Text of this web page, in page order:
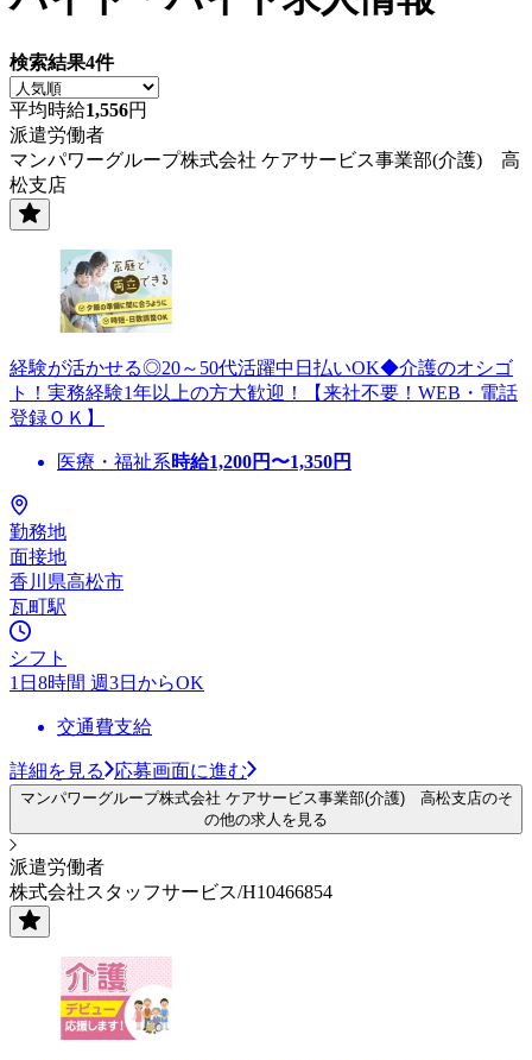
検索結果4件
平均時給1,556円
派遣労働者
マンパワーグループ株式会社 ケアサービス事業部(介護) 高
松支店
経験が活かせる◎20～50代活躍中日払いOK◆介護のオシゴ
ト！実務経験1年以上の方大歓迎！【来社不要！WEB・電話
登録ＯＫ】
医療・福祉系時給1,200円〜1,350円
勤務地
面接地
香川県高松市
瓦町駅
シフト
1日8時間 週3日からOK
交通費支給
詳細を見る 応募画面に進む
マンパワーグループ株式会社 ケアサービス事業部(介護) 高松支店のそ
の他の求人を見る
派遣労働者
株式会社スタッフサービス/H10466854